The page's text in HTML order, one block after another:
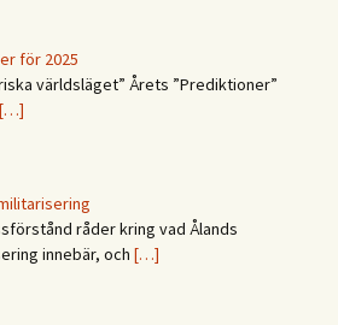
för 2025
världsläget” Årets ”Prediktioner”
[…]
råder kring vad Ålands
innebär, och […]